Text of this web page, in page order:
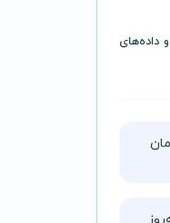
و داده‌های
۵ ساعت زمان